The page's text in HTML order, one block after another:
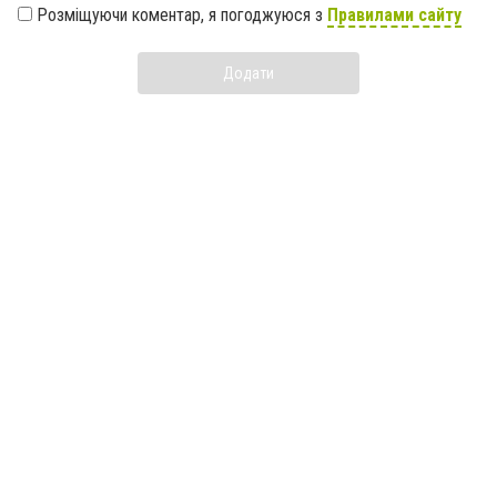
Розміщуючи коментар, я погоджуюся з Правилами сайту
Додати